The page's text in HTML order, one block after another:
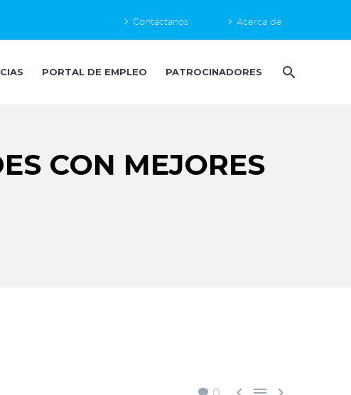
Contáctanos Acerca de
PORTAL DE EMPLEO PATROCINADORES
CON MEJORES